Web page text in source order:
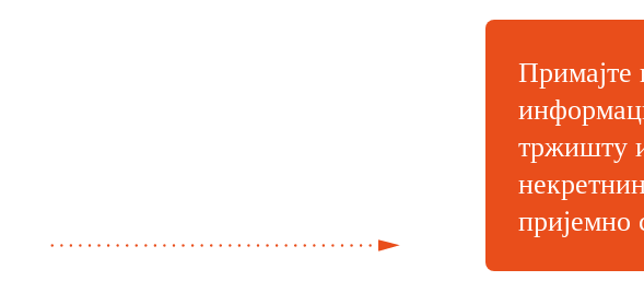
Примајте
тржишту
пријемно